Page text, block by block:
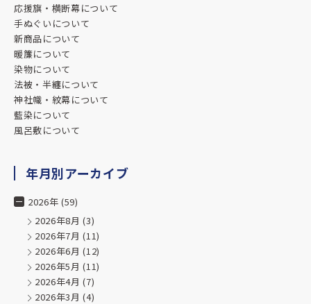
応援旗・横断幕について
手ぬぐいについて
新商品について
暖簾について
染物について
法被・半纏について
神社幟・紋幕について
藍染について
風呂敷について
年月別アーカイブ
2026年 (59)
2026年8月 (3)
2026年7月 (11)
2026年6月 (12)
2026年5月 (11)
2026年4月 (7)
2026年3月 (4)